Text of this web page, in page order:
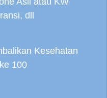
dll
Kesehatan
100